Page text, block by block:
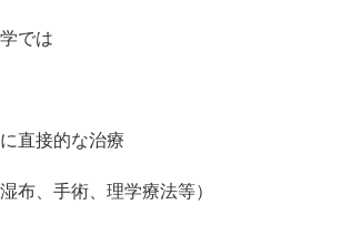
では
直接的な治療
布、手術、理学療法等）